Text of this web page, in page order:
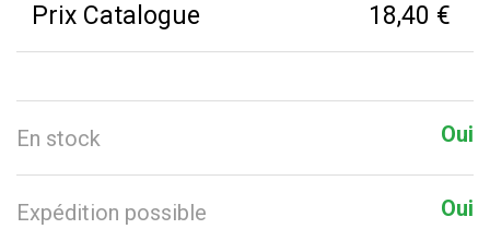
Prix Catalogue 18,40 €
En stock Oui
Expédition possible Oui